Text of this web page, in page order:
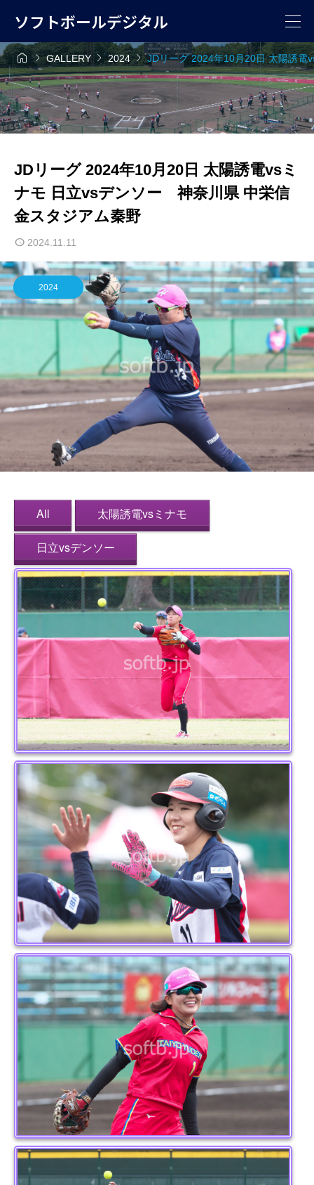
ソフトボールデジタル
 GALLERY2024JDリーグ 2024年10月20日 太陽誘
JDリーグ 2024年10月20日 太陽誘電vsミ
ナモ 日立vsデンソー 神奈川県 中栄信
金スタジアム秦野
2024.11.11
2024
All 太陽誘電vsミナモ
日立vsデンソー